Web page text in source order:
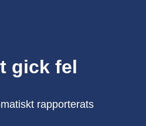
gick fel
rapporterats